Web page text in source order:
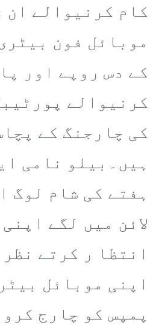
کام کرنیوالے ان
موبائل فون
کے دس روپے اور
کرنیوالے
کی چارجنگ کے
ہیں۔بیلو نامی
ہفتے کی شام لوگ
لائن میں لگے
انتظا ر کرتے
اپنی موبائل
پمپس کو چارج